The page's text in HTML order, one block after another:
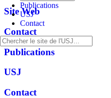
Publications
USJ
Contact
Site Web
Contact
Publications
USJ
Contact